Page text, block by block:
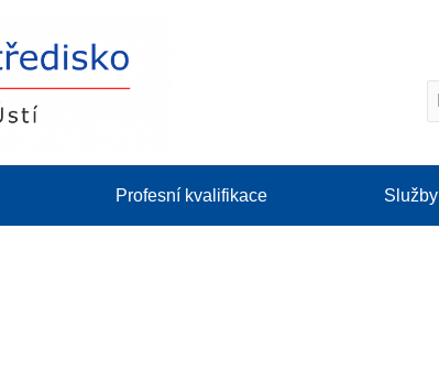
Profesní kvalifikace Služby